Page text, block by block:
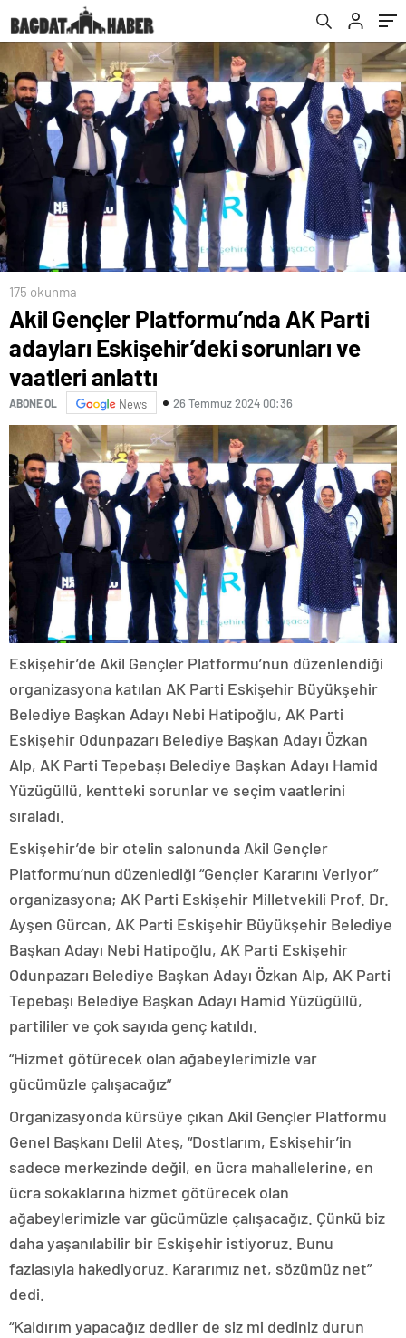
175 okunma
Akil Gençler Platformu’nda AK Parti
adayları Eskişehir’deki sorunları ve
vaatleri anlattı
ABONE OL News 26 Temmuz 2024 00:36
Eskişehir’de Akil Gençler Platformu’nun düzenlendiği
organizasyona katılan AK Parti Eskişehir Büyükşehir
Belediye Başkan Adayı Nebi Hatipoğlu, AK Parti
Eskişehir Odunpazarı Belediye Başkan Adayı Özkan
Alp, AK Parti Tepebaşı Belediye Başkan Adayı Hamid
Yüzügüllü, kentteki sorunlar ve seçim vaatlerini
sıraladı.
Eskişehir’de bir otelin salonunda Akil Gençler
Platformu’nun düzenlediği “Gençler Kararını Veriyor”
organizasyona; AK Parti Eskişehir Milletvekili Prof. Dr.
Ayşen Gürcan, AK Parti Eskişehir Büyükşehir Belediye
Başkan Adayı Nebi Hatipoğlu, AK Parti Eskişehir
Odunpazarı Belediye Başkan Adayı Özkan Alp, AK Parti
Tepebaşı Belediye Başkan Adayı Hamid Yüzügüllü,
partililer ve çok sayıda genç katıldı.
“Hizmet götürecek olan ağabeylerimizle var
gücümüzle çalışacağız”
Organizasyonda kürsüye çıkan Akil Gençler Platformu
Genel Başkanı Delil Ateş, “Dostlarım, Eskişehir’in
sadece merkezinde değil, en ücra mahallelerine, en
ücra sokaklarına hizmet götürecek olan
ağabeylerimizle var gücümüzle çalışacağız. Çünkü biz
daha yaşanılabilir bir Eskişehir istiyoruz. Bunu
fazlasıyla hakediyoruz. Kararımız net, sözümüz net”
dedi.
“Kaldırım yapacağız dediler de siz mi dediniz durun